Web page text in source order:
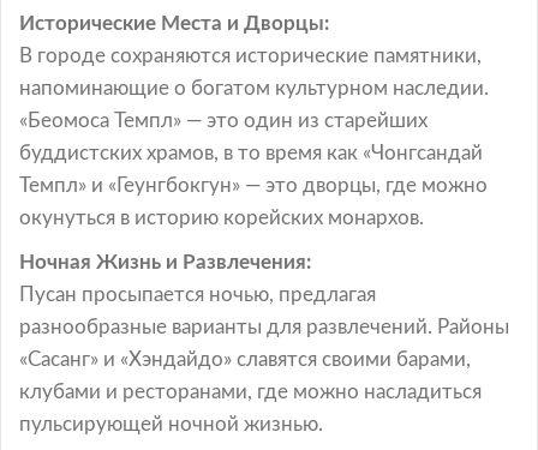
Исторические Места и Дворцы:
В городе сохраняются исторические памятники,
напоминающие о богатом культурном наследии.
«Беомоса Темпл» — это один из старейших
буддистских храмов, в то время как «Чонгсандай
Темпл» и «Геунгбокгун» — это дворцы, где можно
окунуться в историю корейских монархов.
Ночная Жизнь и Развлечения:
Пусан просыпается ночью, предлагая
разнообразные варианты для развлечений. Районы
«Сасанг» и «Хэндайдо» славятся своими барами,
клубами и ресторанами, где можно насладиться
пульсирующей ночной жизнью.